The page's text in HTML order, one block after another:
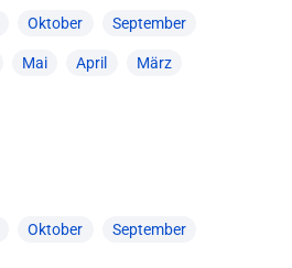
Oktober September
Mai April März
Oktober September